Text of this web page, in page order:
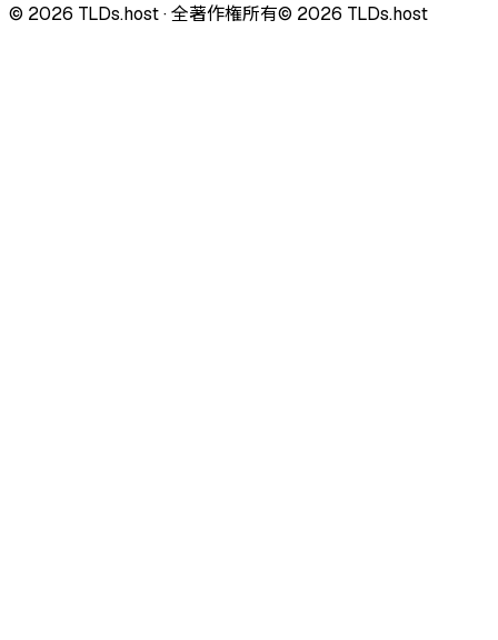
© 2026 TLDs.host ·全著作権所有© 2026 TLDs.host